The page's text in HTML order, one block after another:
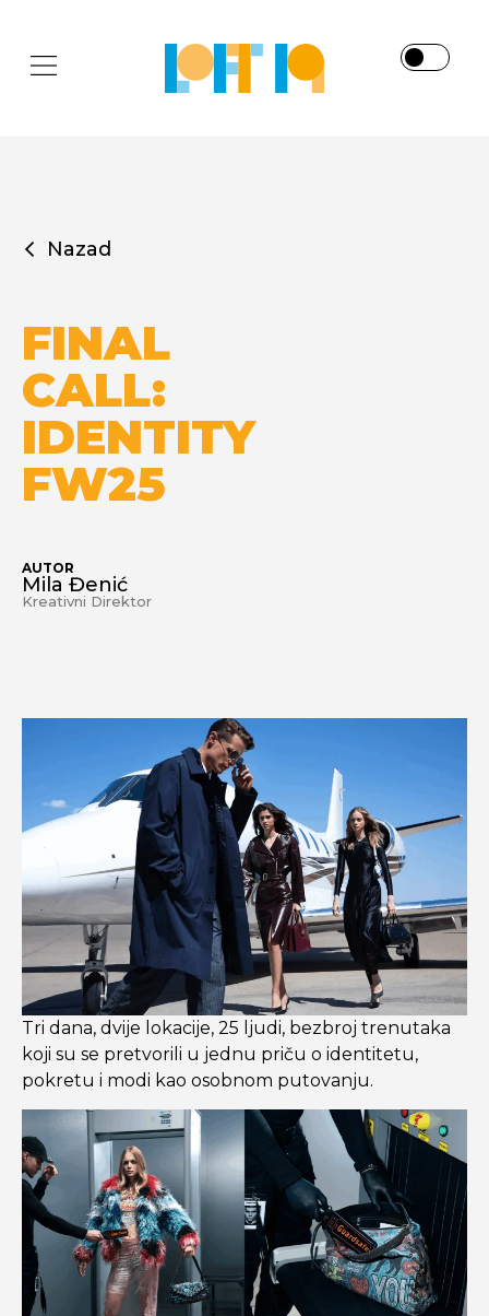
Nazad
FINAL
CALL:
IDENTITY
FW25
AUTOR
Mila Đenić
Kreativni Direktor
Tri dana, dvije lokacije, 25 ljudi, bezbroj trenutaka
koji su se pretvorili u jednu priču o identitetu,
pokretu i modi kao osobnom putovanju.